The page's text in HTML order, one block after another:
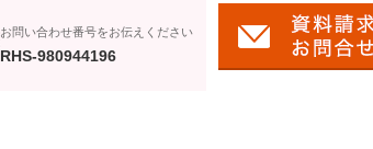
お問い合わせ番号をお伝えください
RHS-980944196